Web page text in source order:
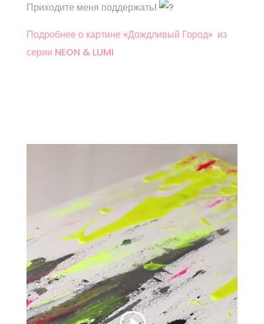
Приходите меня поддержать!
Подробнее о картине «Дождливый Город» из
серии NEON & LUMI